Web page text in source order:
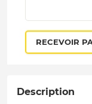
RECEVOIR
Description